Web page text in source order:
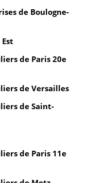
de Boulogne-
de Paris 20e
de Versailles
de Saint-
de Paris 11e